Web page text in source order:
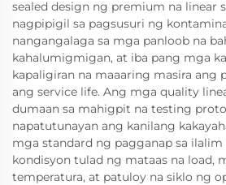
sealed design ng premium na linear
nagpipigil sa pagsusuri ng
nangangalaga sa mga panloob na
kahalumigmigan, at iba pang mga
kapaligiran na maaaring masira ang
ang service life. Ang mga quality
dumaan sa mahigpit na testing
napatutunayan ang kanilang
mga standard ng pagganap sa
kondisyon tulad ng mataas na load,
temperatura, at patuloy na siklo ng